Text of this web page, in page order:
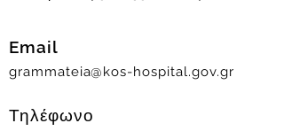
Email
grammateia@kos-hospital.gov.gr
Τηλέφωνο